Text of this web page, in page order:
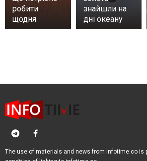
робити
щодня
знайшли на
дні океану
The use of materials and news from infotime.co is